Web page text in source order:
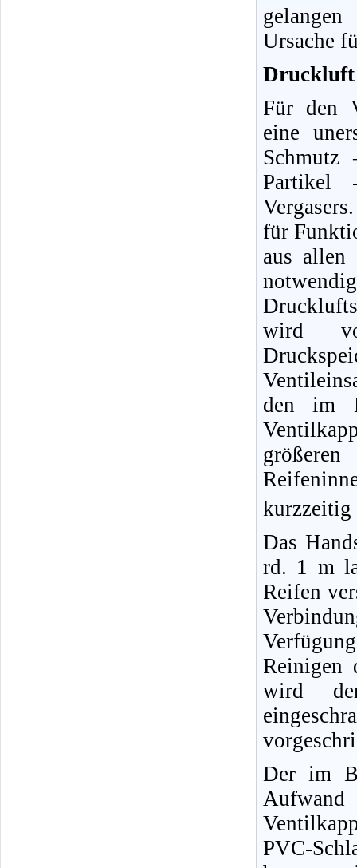
Ursache
Druckluft
Für den
eine
Partikel
für
aus allen
wird
den im
kurzzeitig
Das
rd. 1 m
Reifen
Reinigen
wird
Der im
PVC-